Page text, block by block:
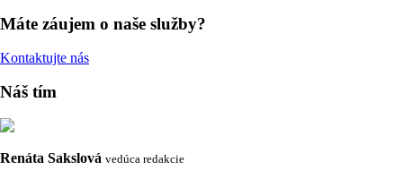
Máte záujem o naše služby?
Kontaktujte nás
Náš tím
Renáta Sakslová vedúca redakcie